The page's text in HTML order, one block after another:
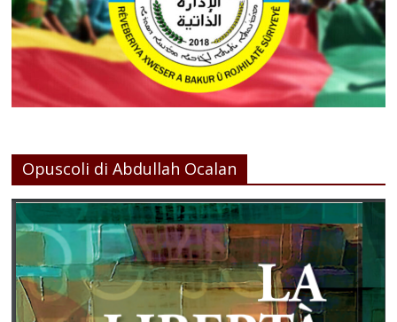
Opuscoli di Abdullah Ocalan